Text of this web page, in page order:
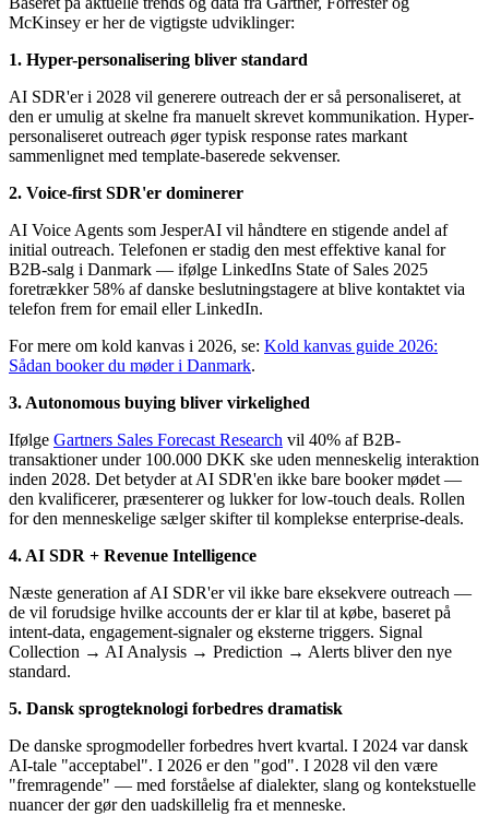
McKinsey er her de vigtigste udviklinger:
1. Hyper-personalisering bliver standard
AI SDR'er i 2028 vil generere outreach der er så personaliseret, at
den er umulig at skelne fra manuelt skrevet kommunikation. Hyper-
personaliseret outreach øger typisk response rates markant
sammenlignet med template-baserede sekvenser.
2. Voice-first SDR'er dominerer
AI Voice Agents som JesperAI vil håndtere en stigende andel af
initial outreach. Telefonen er stadig den mest effektive kanal for
B2B-salg i Danmark — ifølge LinkedIns State of Sales 2025
foretrækker 58% af danske beslutningstagere at blive kontaktet via
telefon frem for email eller LinkedIn.
For mere om kold kanvas i 2026, se: Kold kanvas guide 2026:
Sådan booker du møder i Danmark.
3. Autonomous buying bliver virkelighed
Ifølge Gartners Sales Forecast Research vil 40% af B2B-
transaktioner under 100.000 DKK ske uden menneskelig interaktion
inden 2028. Det betyder at AI SDR'en ikke bare booker mødet —
den kvalificerer, præsenterer og lukker for low-touch deals. Rollen
for den menneskelige sælger skifter til komplekse enterprise-deals.
4. AI SDR + Revenue Intelligence
Næste generation af AI SDR'er vil ikke bare eksekvere outreach —
de vil forudsige hvilke accounts der er klar til at købe, baseret på
intent-data, engagement-signaler og eksterne triggers. Signal
Collection → AI Analysis → Prediction → Alerts bliver den nye
standard.
5. Dansk sprogteknologi forbedres dramatisk
De danske sprogmodeller forbedres hvert kvartal. I 2024 var dansk
AI-tale "acceptabel". I 2026 er den "god". I 2028 vil den være
"fremragende" — med forståelse af dialekter, slang og kontekstuelle
nuancer der gør den uadskillelig fra et menneske.